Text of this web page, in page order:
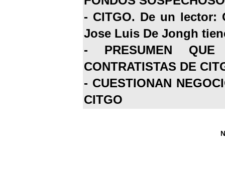
- CITGO. De un lector:
Jose Luis De Jongh
- PRESUMEN
CONTRATISTAS DE
- CUESTIONAN
CITGO